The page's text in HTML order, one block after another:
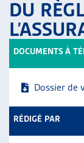
RESSOURCES
THÉMATIQUES
GUIDE SOCIAL
AUTRES
ARTIAS
PROJETS ET
DU
DOCUMENTS À
Dossier de
RÉDIGÉ PAR